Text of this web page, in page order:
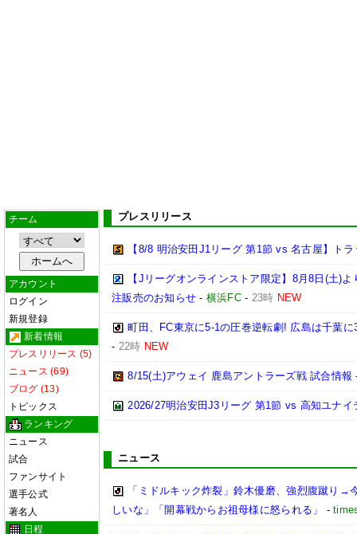
チーム
アカウント
ログイン
新規登録
新着情報
プレスリリース (5)
ニュース (69)
ブログ (13)
トピックス
ランキング
ニュース
試合
ファンサイト
選手公式
著名人
日程
プレスリリース
【8/8 明治安田J1リーグ 第1節 vs 名古屋】ト
【Jリーグオンラインストア限定】8月8日(土)
注販売のお知らせ - 横浜FC - 23時 NEW
町田、FC東京に5-1の圧巻逆転劇! 広島は千葉
- 22時 NEW
8/15(土)アウェイ 鹿島アントラーズ戦 試合情報
2026/27明治安田J3リーグ 第1節 vs 高知ユナイ
ニュース
「ミドルキック炸裂」鈴木優磨、強烈腹蹴り
しいな」「開幕戦からお祖母様に怒られる」
-